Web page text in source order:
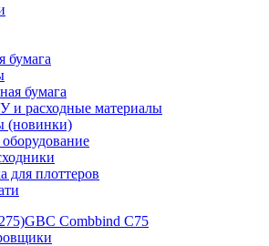
бумага
бумага
расходные материалы
(новинки)
для плоттеров
GBC Combbind C75